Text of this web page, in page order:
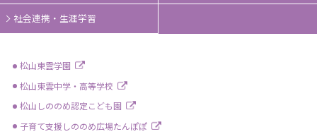
社会連携・生涯学習
松山東雲学園
松山東雲中学・高等学校
松山しののめ認定こども園
子育て支援しののめ広場たんぽぽ